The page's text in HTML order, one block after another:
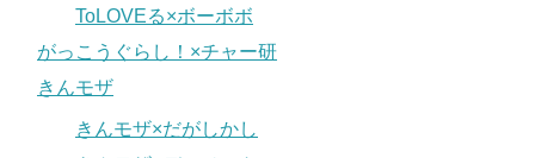
ToLOVEる×ボーボボ
がっこうぐらし！×チャー研
きんモザ
きんモザ×だがしかし